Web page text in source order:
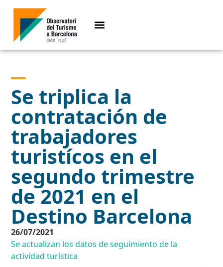
Se triplica la
contratación de
trabajadores
turistícos en el
segundo trimestre
de 2021 en el
Destino Barcelona
26/07/2021
Se actualizan los datos de seguimiento de la
actividad turística